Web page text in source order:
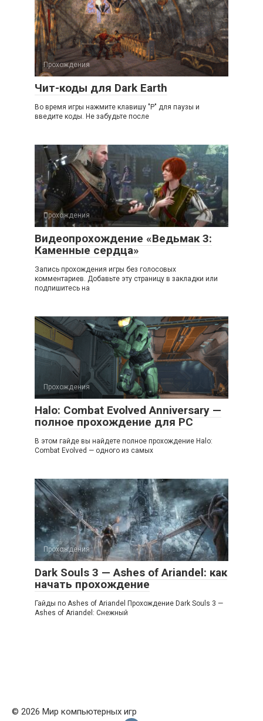
Прохождения
Чит-коды для Dark Earth
Во вpемя игpы нажмите клавишу "P" для паузы и
введите коды. Hе забудьте после
Прохождения
Видеопрохождение «Ведьмак 3:
Каменные сердца»
Запись прохождения игры без голосовых
комментариев. Добавьте эту страницу в закладки или
подпишитесь на
Прохождения
Halo: Combat Evolved Anniversary —
полное прохождение для PC
В этом гайде вы найдете полное прохождение Halo:
Combat Evolved — одного из самых
Прохождения
Dark Souls 3 — Ashes of Ariandel: как
начать прохождение
Гайды по Ashes of Ariandel Прохождение Dark Souls 3 —
Ashes of Ariandel: Снежный
© 2026 Мир компьютерных игр